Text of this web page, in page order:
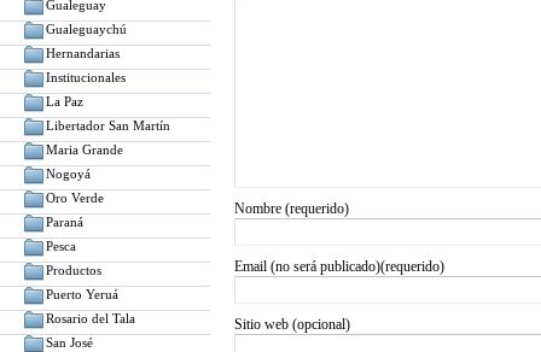
Gualeguay
Gualeguaychú
Hernandarias
Institucionales
La Paz
Libertador San Martín
Maria Grande
Nogoyá
Oro Verde
Paraná
Pesca
Productos
Puerto Yeruá
Rosario del Tala
San José
Nombre (requerido)
Email (no será publicado)(requerido)
Sitio web (opcional)